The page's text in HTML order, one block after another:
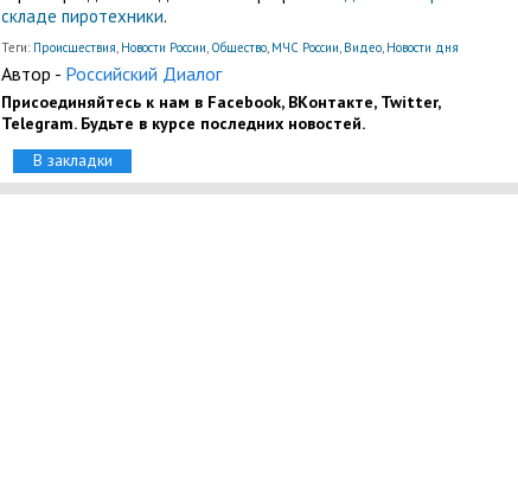
складе пиротехники.
Теги: Происшествия Новости России Общество, МЧС России Видео, Новости дня
Автор - Российский Диалог
Присоединяйтесь к нам в Facebook, ВКонтакте, Twitter,
Telegram. Будьте в курсе последних новостей.
В закладки